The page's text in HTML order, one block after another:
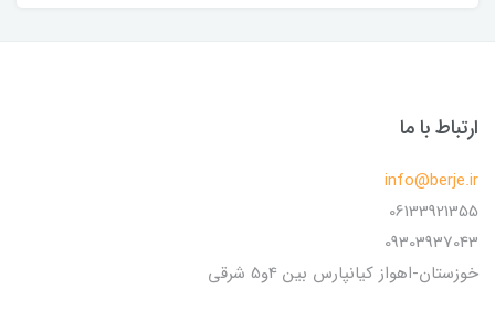
ارتباط با ما
info@berje.ir
06133921355
09303937043
خوزستان-اهواز کیانپارس بین 4و5 شرقی